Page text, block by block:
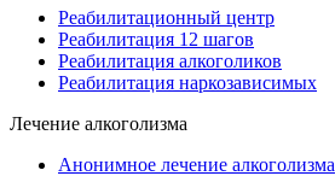
Реабилитационный центр
Реабилитация 12 шагов
Реабилитация алкоголиков
Реабилитация наркозависимых
Лечение алкоголизма
Анонимное лечение алкоголизма